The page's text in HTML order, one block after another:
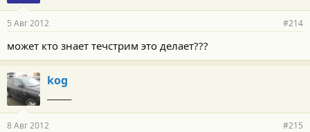
5 Авг 2012 #214
может кто знает течстрим это делает???
kog
8 Авг 2012 #215